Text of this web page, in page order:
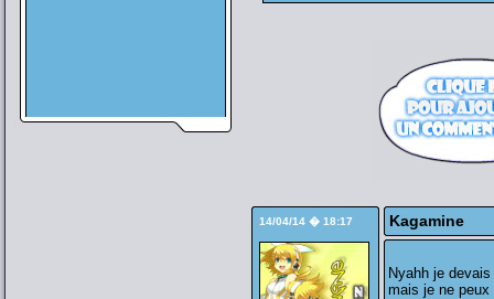
14/04/14 � 18:17 Kagamine
Nyahh je
mais je ne